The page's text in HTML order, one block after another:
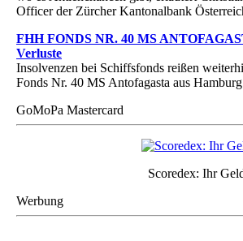
Officer der Zürcher Kantonalbank
FHH FONDS NR. 40 MS
Verluste
Insolvenzen bei Schiffsfonds reißen
Fonds Nr. 40 MS Antofagasta aus
GoMoPa Mastercard
Scoredex: Ihr
Werbung